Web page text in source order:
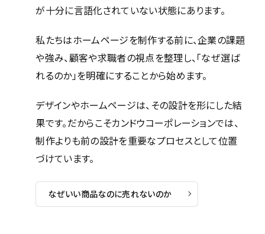
が十分に言語化されていない状態にあります。
私たちはホームページを制作する前に、企業の課題
や強み、顧客や求職者の視点を整理し、「なぜ選ば
れるのか」を明確にすることから始めます。
デザインやホームページは、その設計を形にした結
果です。だからこそカンドウコーポレーションでは、
制作よりも前の設計を重要なプロセスとして位置
づけています。
なぜいい商品なのに売れないのか
サービス
採用サイト完全ガイド
会社概要